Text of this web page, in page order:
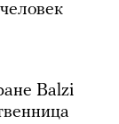
Balzi